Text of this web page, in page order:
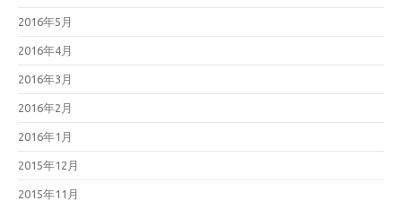
2016年5月
2016年4月
2016年3月
2016年2月
2016年1月
2015年12月
2015年11月